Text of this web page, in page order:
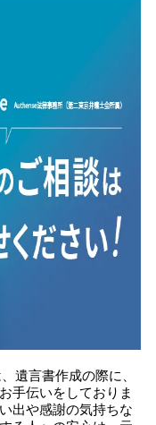
遺言書作成の際に、
手伝いをしておりま
出や感謝の気持ちな